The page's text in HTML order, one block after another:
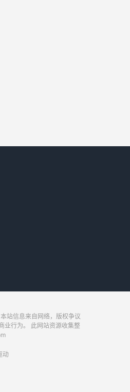
站信息来自网络，版权争议
业行为。 此网站资源收集整
动